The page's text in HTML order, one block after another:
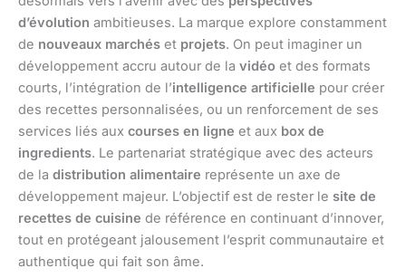
d’évolution ambitieuses. La marque explore constamment
de nouveaux marchés et projets. On peut imaginer un
développement accru autour de la vidéo et des formats
courts, l’intégration de l’intelligence artificielle pour créer
des recettes personnalisées, ou un renforcement de ses
services liés aux courses en ligne et aux box de
ingredients. Le partenariat stratégique avec des acteurs
de la distribution alimentaire représente un axe de
développement majeur. L’objectif est de rester le site de
recettes de cuisine de référence en continuant d’innover,
tout en protégeant jalousement l’esprit communautaire et
authentique qui fait son âme.